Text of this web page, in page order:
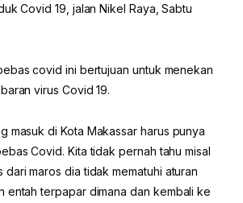
Covid 19, jalan Nikel Raya, Sabtu
covid ini bertujuan untuk menekan
virus Covid 19.
masuk di Kota Makassar harus punya
Covid. Kita tidak pernah tahu misal
maros dia tidak mematuhi aturan
entah terpapar dimana dan kembali ke